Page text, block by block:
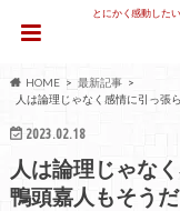
とにかく感動した
HOME
最新記事
人は論理じゃなく感情に引っ張
2023.02.18
人は論理じゃな
鴨頭嘉人もそう